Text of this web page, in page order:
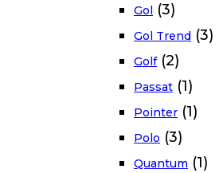
Gol (3)
Gol Trend (3)
Golf (2)
Passat (1)
Pointer (1)
Polo (3)
Quantum (1)